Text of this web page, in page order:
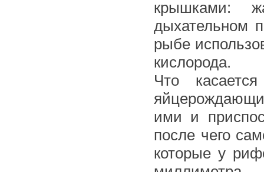
крышками:
дыхательном
рыбе
кислорода.
Что
ими и
после чего
которые у